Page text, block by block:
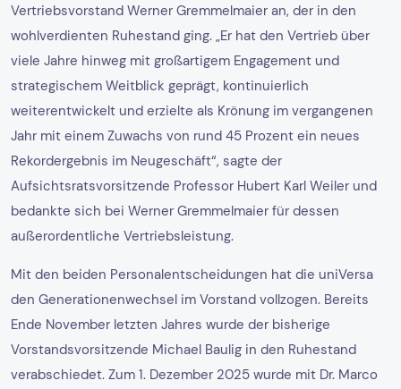
Vertriebsvorstand Werner Gremmelmaier an, der in den
wohlverdienten Ruhestand ging. „Er hat den Vertrieb über
viele Jahre hinweg mit großartigem Engagement und
strategischem Weitblick geprägt, kontinuierlich
weiterentwickelt und erzielte als Krönung im vergangenen
Jahr mit einem Zuwachs von rund 45 Prozent ein neues
Rekordergebnis im Neugeschäft“, sagte der
Aufsichtsratsvorsitzende Professor Hubert Karl Weiler und
bedankte sich bei Werner Gremmelmaier für dessen
außerordentliche Vertriebsleistung.
Mit den beiden Personalentscheidungen hat die uniVersa
den Generationenwechsel im Vorstand vollzogen. Bereits
Ende November letzten Jahres wurde der bisherige
Vorstandsvorsitzende Michael Baulig in den Ruhestand
verabschiedet. Zum 1. Dezember 2025 wurde mit Dr. Marco